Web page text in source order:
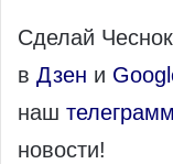
Сделай
в Дзен и
наш телеграмм
новости!